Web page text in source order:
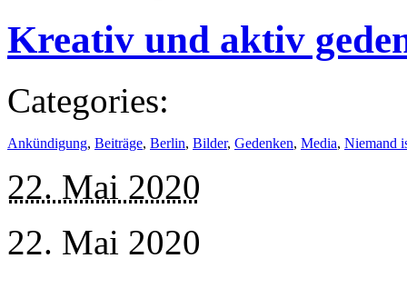
Kreativ und aktiv
Categories:
Ankündigung, Beiträge, Berlin, Bilder, Gedenken, Media, Niemand
22. Mai 2020
22. Mai 2020